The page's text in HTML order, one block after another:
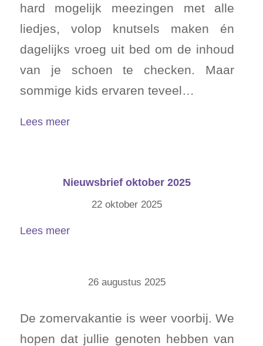
hard mogelijk meezingen met alle
liedjes, volop knutsels maken én
dagelijks vroeg uit bed om de inhoud
van je schoen te checken. Maar
sommige kids ervaren teveel…
Lees meer
Nieuwsbrief oktober 2025
22 oktober 2025
Lees meer
26 augustus 2025
De zomervakantie is weer voorbij. We
hopen dat jullie genoten hebben van